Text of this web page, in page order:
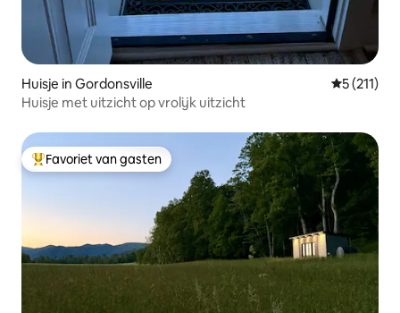
Huisje in Gordonsville
5 (211)
Huisje met uitzicht op vrolijk uitzicht
Topfavoriet van gasten
Favoriet van gasten